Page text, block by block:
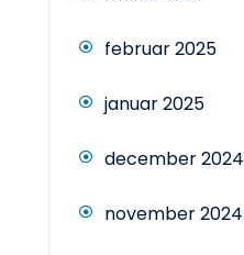
februar 2025
januar 2025
december 2024
november 2024